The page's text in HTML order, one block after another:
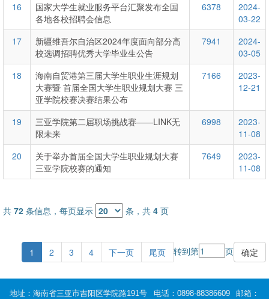
16
国家大学生就业服务平台汇聚发布全国
各地各校招聘会信息
6378
2024-
03-22
17
新疆维吾尔自治区2024年度面向部分高
校选调招聘优秀大学毕业生公告
7941
2024-
03-05
18
海南自贸港第三届大学生职业生涯规划
大赛暨 首届全国大学生职业规划大赛 三
亚学院校赛决赛结果公布
7166
2023-
12-21
19
三亚学院第二届职场挑战赛——LINK无
限未来
6998
2023-
11-08
20
关于举办首届全国大学生职业规划大赛
三亚学院校赛的通知
7649
2023-
11-08
共 72 条信息，每页显示 条，共 4 页
1 2 3 4 下一页 尾页 转到第 页
地址：海南省三亚市吉阳区学院路191号 电话：0898-88386609 邮箱：